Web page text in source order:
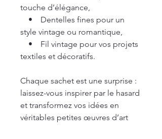
touche d’élégance,
• Dentelles fines pour un
style vintage ou romantique,
• Fil vintage pour vos projets
textiles et décoratifs.
Chaque sachet est une surprise :
laissez-vous inspirer par le hasard
et transformez vos idées en
véritables petites œuvres d’art